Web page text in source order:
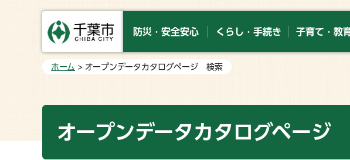
防災・安全安心 くらし・手続き 子育て・教
ホーム > オープンデータカタログページ 検索
オープンデータカタログページ